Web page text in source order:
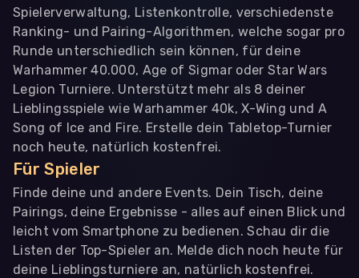
Spielerverwaltung, Listenkontrolle, verschiedenste
Ranking- und Pairing-Algorithmen, welche sogar pro
Runde unterschiedlich sein können, für deine
Warhammer 40.000, Age of Sigmar oder Star Wars
Legion Turniere. Unterstützt mehr als 8 deiner
Lieblingsspiele wie Warhammer 40k, X-Wing und A
Song of Ice and Fire. Erstelle dein Tabletop-Turnier
noch heute, natürlich kostenfrei.
Für Spieler
Finde deine und andere Events. Dein Tisch, deine
Pairings, deine Ergebnisse - alles auf einen Blick und
leicht vom Smartphone zu bedienen. Schau dir die
Listen der Top-Spieler an. Melde dich noch heute für
deine Lieblingsturniere an, natürlich kostenfrei.